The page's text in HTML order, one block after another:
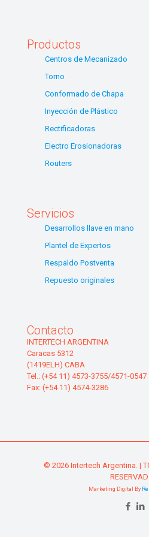
Productos
Centros de Mecanizado
Torno
Conformado de Chapa
Inyección de Plástico
Rectificadoras
Electro Erosionadoras
Routers
Servicios
Desarrollos llave en mano
Plantel de Expertos
Respaldo Postventa
Repuesto originales
Contacto
INTERTECH ARGENTINA
Caracas 5312
(1419ELH) CABA
Tel.: (+54 11) 4573-3755/4571-0547
Fax: (+54 11) 4574-3286
© 2026 Intertech Argentina. |
Marketing Digital By